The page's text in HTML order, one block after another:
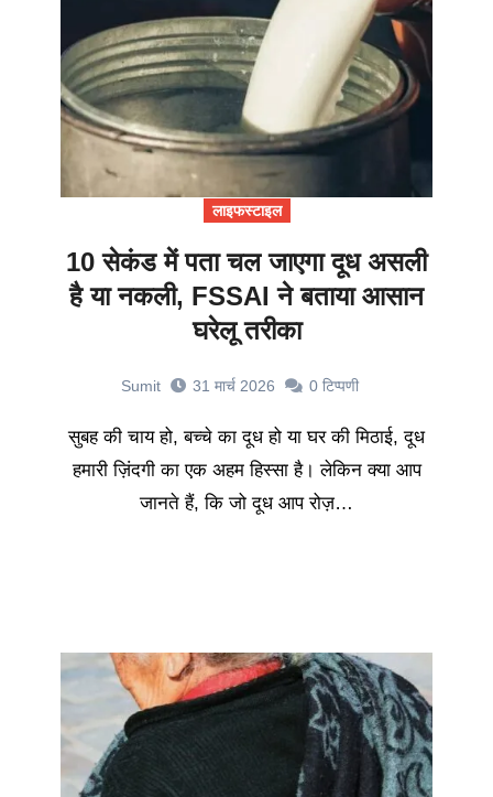
लाइफस्टाइल
10 सेकंड में पता चल जाएगा दूध असली
है या नकली, FSSAI ने बताया आसान
घरेलू तरीका
Sumit 31 मार्च 2026 0 टिप्पणी
सुबह की चाय हो, बच्चे का दूध हो या घर की मिठाई, दूध
हमारी ज़िंदगी का एक अहम हिस्सा है। लेकिन क्या आप
जानते हैं, कि जो दूध आप रोज़…